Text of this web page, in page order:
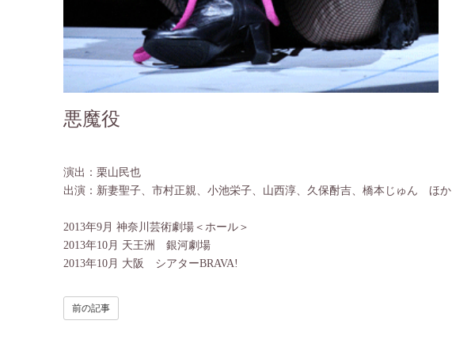
悪魔役
演出：栗山民也
出演：新妻聖子、市村正親、小池栄子、山西淳、久保酎吉、橋本じゅん ほか
2013年9月 神奈川芸術劇場＜ホール＞
2013年10月 天王洲 銀河劇場
2013年10月 大阪 シアターBRAVA!
前の記事